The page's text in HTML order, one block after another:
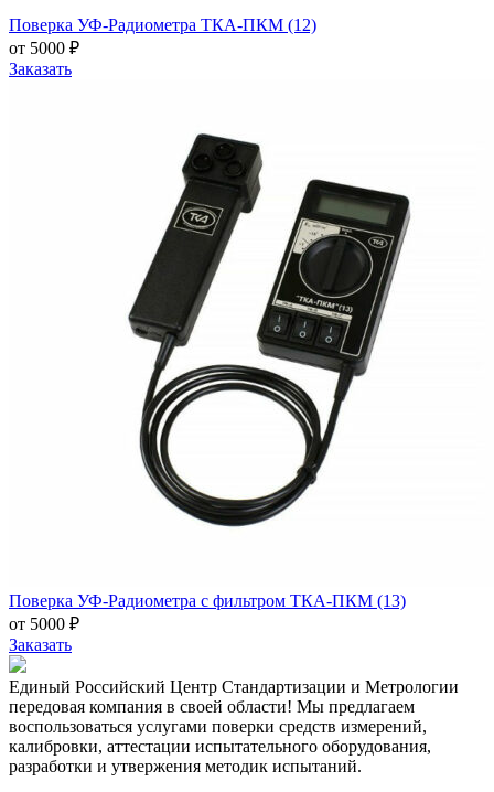
Поверка УФ-Радиометра ТКА-ПКМ (12)
от 5000 ₽
Заказать
Поверка УФ-Радиометра с фильтром ТКА-ПКМ (13)
от 5000 ₽
Заказать
Единый Российский Центр Стандартизации и Метрологии
передовая компания в своей области! Мы предлагаем
воспользоваться услугами поверки средств измерений,
калибровки, аттестации испытательного оборудования,
разработки и утвержения методик испытаний.